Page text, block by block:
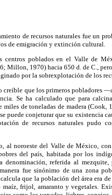
de recursos naturales fue un
de emigración y extinción cultural.
poblados en el Valle de
Millon, 1970) hacia 650 d. de C.,
por la sobrexplotación de los
creíble que los primeros pobladores
Se ha calculado que para
de toneladas de madera
puede conjeturar que su existencia
de recursos naturales pudo
al noroeste del Valle de México,
del país, habitada por los
referida al
fue sinónimo de una zona
que la población del área era
frijol, amaranto y vegetales.